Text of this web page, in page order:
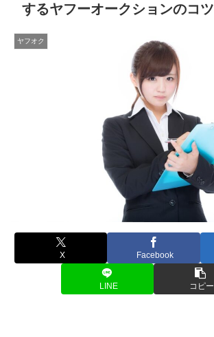
するヤフーオークションのコツ
ヤフオク
X Facebook
LINE コピー